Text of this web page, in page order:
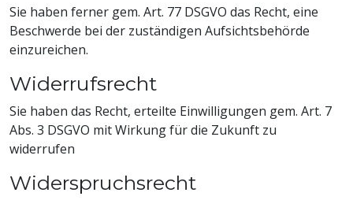
Sie haben ferner gem. Art. 77 DSGVO das Recht, eine
Beschwerde bei der zuständigen Aufsichtsbehörde
einzureichen.
Widerrufsrecht
Sie haben das Recht, erteilte Einwilligungen gem. Art. 7
Abs. 3 DSGVO mit Wirkung für die Zukunft zu
widerrufen
Widerspruchsrecht